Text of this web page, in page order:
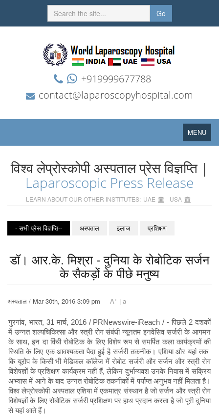
Go
+919999677788
contact@laparoscopyhospital.com
Toggle
navigation
MENU
विश्व लेप्रोस्कोपी अस्पताल प्रेस विज्ञप्ति |
Laparoscopic Press Release
LEARN ABOUT OUR OTHER INSTITUTES: UAE USA
- सभी प्रेस विज्ञप्ति-- अस्पताल इलाज प्रशिक्षण
डॉ। आर.के. मिश्रा - दुनिया के रोबोटिक सर्जन
के सैकड़ों के पीछे मनुष्य
अस्पताल / Mar 30th, 2016 3:09 pm A+ | a-
गुरगांव, भारत, 31 मार्च, 2016 / PRNewswire-iReach / - पिछले 2 दशकों
में उन्नत शल्यचिकित्सा और स्त्री रोग संबंधी न्यूनतम इनवेसिव सर्जरी के आगमन
के साथ, इन दा विंची रोबोटिक के लिए विशेष रूप से समर्पित कला कार्यक्रमों की
स्थिति के लिए एक आवश्यकता पैदा हुई है सर्जरी तकनीक। एशिया और यहां तक ​​
कि यूरोप के किसी भी मेडिकल कॉलेज में रोबोट सर्जरी और सर्जन और स्त्री रोग
विशेषज्ञों के प्रशिक्षण कार्यक्रम नहीं हैं, लेकिन दुर्भाग्यवश उनके निवास में सक्रिय
अभ्यास में आने के बाद उन्नत रोबोटिक तकनीकों में पर्याप्त अनुभव नहीं मिलता है।
विश्व लेप्रोस्कोपी अस्पताल एशिया में एकमात्र संस्थान है जो सर्जन और स्त्री रोग
विशेषज्ञों के लिए रोबोटिक सर्जरी प्रशिक्षण पर हाथ प्रदान करता है जो पूरी दुनिया
से यहां आते हैं।